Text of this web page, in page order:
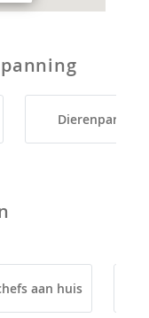
Dierenparken
aan huis